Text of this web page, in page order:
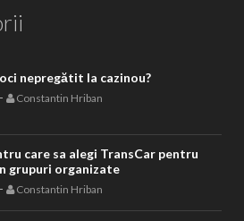
nepregătit la cazinou?
Constantin Hriban
care sa alegi TransCar pentru
grupuri organizate
- Constantin Hriban